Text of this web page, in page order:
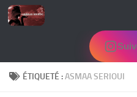
Skip to content
ÉTIQUETÉ :ASMAA SERIOUI